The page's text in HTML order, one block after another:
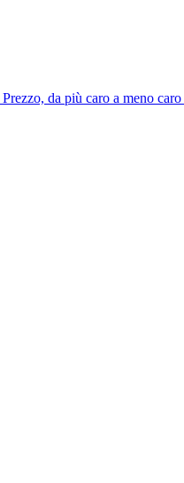
Prezzo, da più caro a meno caro